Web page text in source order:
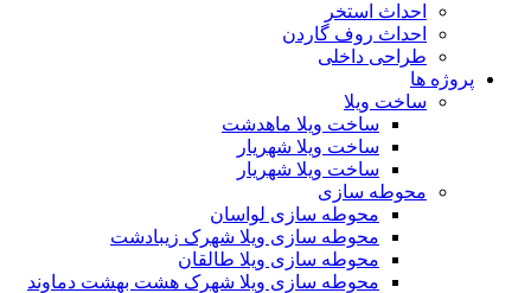
احداث استخر
احداث روف گاردن
طراحی داخلی
پروژه ها
ساخت ویلا
ساخت ویلا ماهدشت
ساخت ویلا شهریار
ساخت ویلا شهریار
محوطه سازی
محوطه سازی لواسان
محوطه سازی ویلا شهرک زیبادشت
محوطه سازی ویلا طالقان
محوطه سازی ویلا شهرک هشت بهشت دماوند